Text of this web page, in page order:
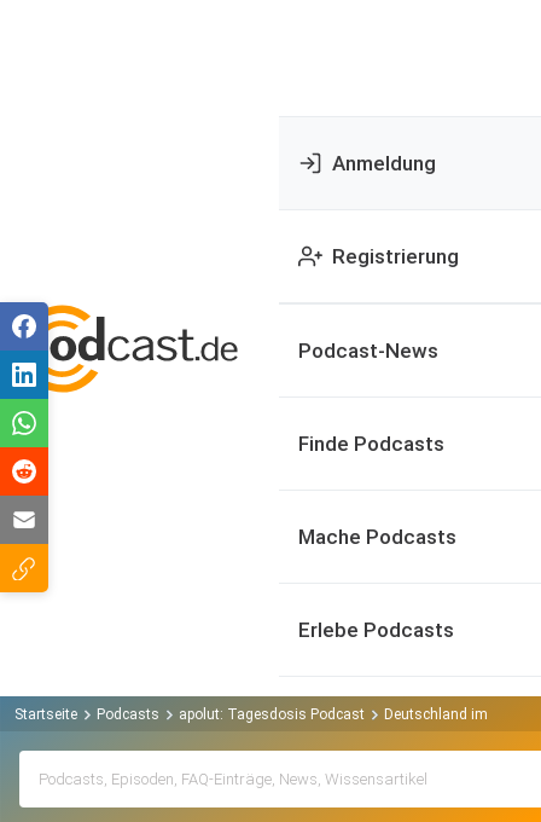
Anmeldung
Registrierung
Podcast-News
Finde Podcasts
Mache Podcasts
Erlebe Podcasts
Startseite Podcasts apolut: Tagesdosis Podcast Deutschland im